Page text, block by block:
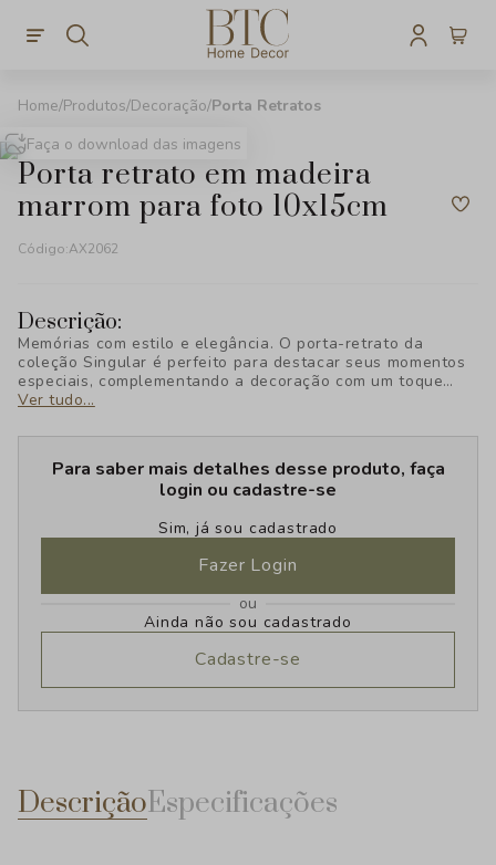
Produtos Decoração Porta Retratos
Faça o download das imagens
porta retrato em madeira
marrom para foto 10x15cm
Código:AX2062
Descrição:
Memórias com estilo e elegância. O porta-retrato da
coleção Singular é perfeito para destacar seus momentos
especiais, complementando a decoração com um toque
sofisticado. Descubra o charme exclusivo da BTC Decor!
Ver tudo...
Para saber mais detalhes desse produto, faça
login ou cadastre-se
Sim, já sou cadastrado
Fazer Login
ou
Ainda não sou cadastrado
Cadastre-se
DescriçãoEspecificações